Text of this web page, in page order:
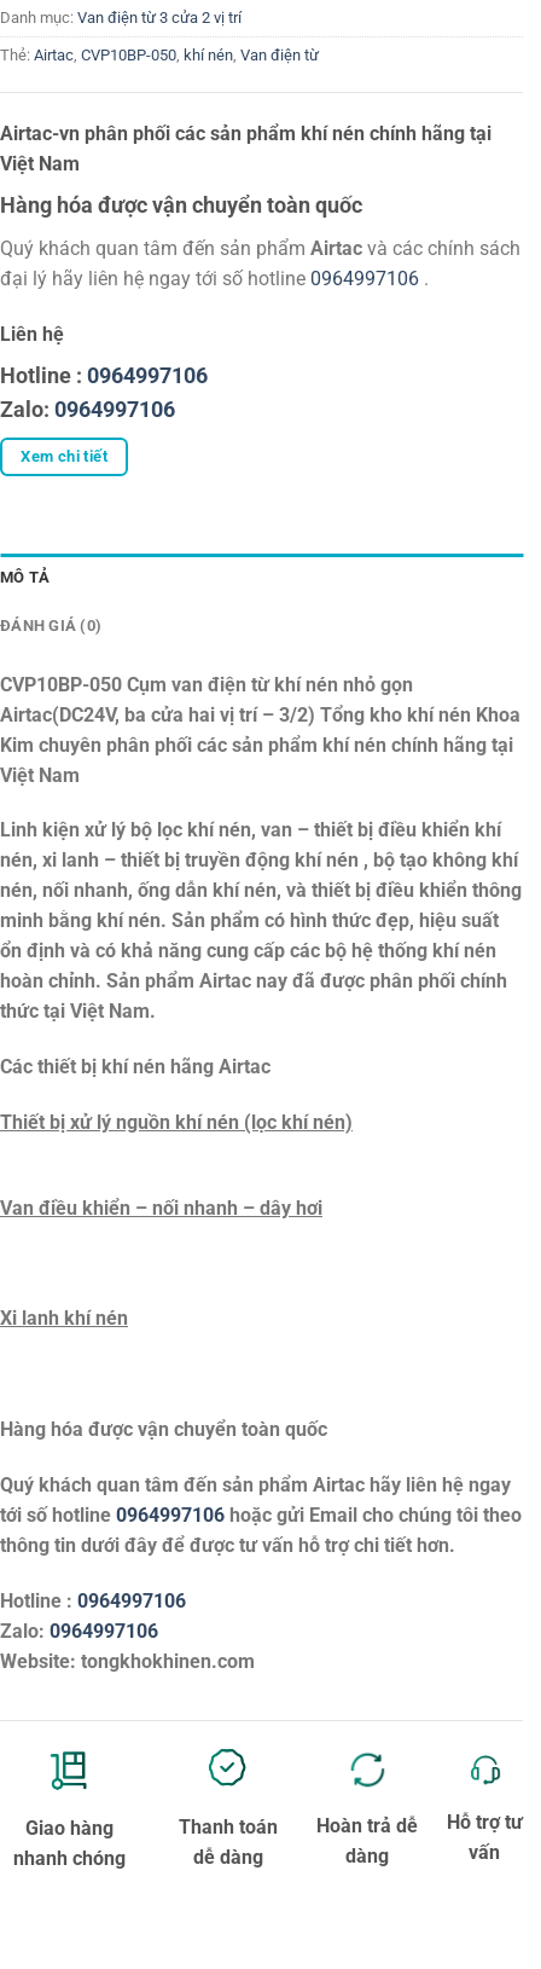
Danh mục: Van điện từ 3 cửa 2 vị trí
Thẻ: Airtac, CVP10BP-050, khí nén, Van điện từ
Airtac-vn phân phối các sản phẩm khí nén chính hãng tại
Việt Nam
Hàng hóa được vận chuyển toàn quốc
Quý khách quan tâm đến sản phẩm Airtac và các chính sách
đại lý hãy liên hệ ngay tới số hotline 0964997106 .
Liên hệ
Hotline : 0964997106
Zalo: 0964997106
Xem chi tiết
MÔ TẢ
ĐÁNH GIÁ (0)
CVP10BP-050 Cụm van điện từ khí nén nhỏ gọn
Airtac(DC24V, ba cửa hai vị trí – 3/2) Tổng kho khí nén Khoa
Kim chuyên phân phối các sản phẩm khí nén chính hãng tại
Việt Nam
Linh kiện xử lý bộ lọc khí nén, van – thiết bị điều khiển khí
nén, xi lanh – thiết bị truyền động khí nén , bộ tạo không khí
nén, nối nhanh, ống dẫn khí nén, và thiết bị điều khiển thông
minh bằng khí nén. Sản phẩm có hình thức đẹp, hiệu suất
ổn định và có khả năng cung cấp các bộ hệ thống khí nén
hoàn chỉnh. Sản phẩm Airtac nay đã được phân phối chính
thức tại Việt Nam.
Các thiết bị khí nén hãng Airtac
Thiết bị xử lý nguồn khí nén (lọc khí nén)
Van điều khiển – nối nhanh – dây hơi
Xi lanh khí nén
Hàng hóa được vận chuyển toàn quốc
Quý khách quan tâm đến sản phẩm Airtac hãy liên hệ ngay
tới số hotline 0964997106 hoặc gửi Email cho chúng tôi theo
thông tin dưới đây để được tư vấn hỗ trợ chi tiết hơn.
Hotline : 0964997106
Zalo: 0964997106
Website: tongkhokhinen.com
Giao hàng
nhanh chóng
Thanh toán
dễ dàng
Hoàn trả dễ
dàng
Hỗ trợ tư
vấn